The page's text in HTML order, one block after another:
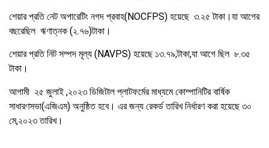
শেয়ার প্রতি নেট অপারেটিং নগদ প্রবাহ(NOCFPS) হয়েছে ৩.২৫ টাকা।যা আগের
বছরেছিল ঋণাত্নক (২.৭৬)টাকা।
শেয়ার প্রতি নিট সম্পদ মূল্য (NAVPS) হয়েছে ১৩.৭৯;টাকা,যা আগে ছিল ৮.৩৫
টাকা।
আগামী ২৫ জুলাই ,২০২৩ ডিজিটাল প্লাটফর্মের মাধ্যমে কোম্পানিটির বার্ষিক
সাধারণসভা(এজিএম) অনুষ্ঠিত হবে। এর জন্য রেকর্ড তারিখ নির্ধারণ করা হয়েছে ৩০
মে,২০২৩ তারিখ।